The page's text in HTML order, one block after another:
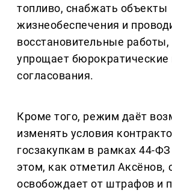
топливо, снабжать объекты
жизнеобеспечения и
восстановительные
упрощает
согласования.
Кроме того, режим даёт
изменять условия
госзакупкам в рамках 44-
этом, как отметил Аксёнов,
освобождает от штрафов и